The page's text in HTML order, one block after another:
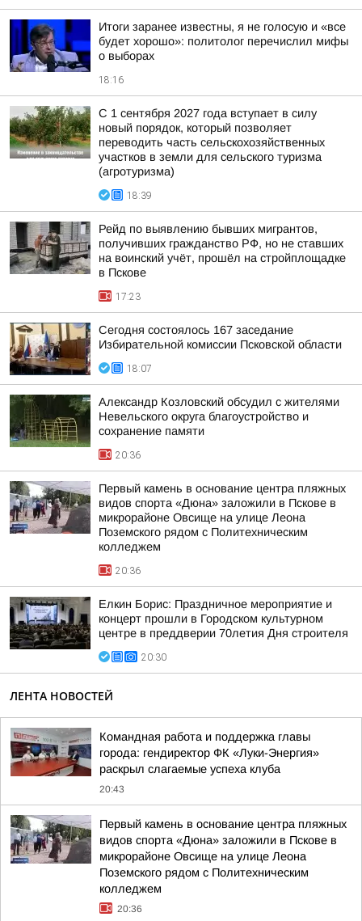
Итоги заранее известны, я не голосую и «все
будет хорошо»: политолог перечислил мифы
о выборах
18:16
С 1 сентября 2027 года вступает в силу
новый порядок, который позволяет
переводить часть сельскохозяйственных
участков в земли для сельского туризма
(агротуризма)
18:39
Рейд по выявлению бывших мигрантов,
получивших гражданство РФ, но не ставших
на воинский учёт, прошёл на стройплощадке
в Пскове
17:23
Сегодня состоялось 167 заседание
Избирательной комиссии Псковской области
18:07
Александр Козловский обсудил с жителями
Невельского округа благоустройство и
сохранение памяти
20:36
Первый камень в основание центра пляжных
видов спорта «Дюна» заложили в Пскове в
микрорайоне Овсище на улице Леона
Поземского рядом с Политехническим
колледжем
20:36
Елкин Борис: Праздничное мероприятие и
концерт прошли в Городском культурном
центре в преддверии 70летия Дня строителя
20:30
ЛЕНТА НОВОСТЕЙ
Командная работа и поддержка главы
города: гендиректор ФК «Луки-Энергия»
раскрыл слагаемые успеха клуба
20:43
Первый камень в основание центра пляжных
видов спорта «Дюна» заложили в Пскове в
микрорайоне Овсище на улице Леона
Поземского рядом с Политехническим
колледжем
20:36